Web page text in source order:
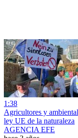
1:38
Agricultores y
ley UE de la naturaleza
AGENCIA EFE